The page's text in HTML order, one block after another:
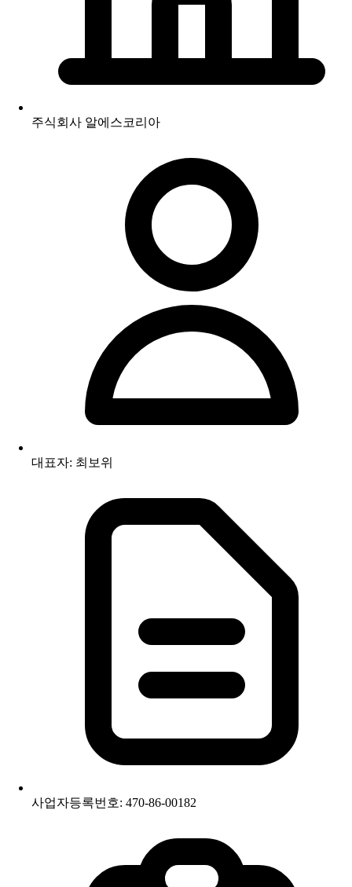
주식회사 알에스코리아
대표자: 최보위
사업자등록번호: 470-86-00182